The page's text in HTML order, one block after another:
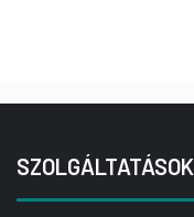
SZOLGÁLTATÁSOK